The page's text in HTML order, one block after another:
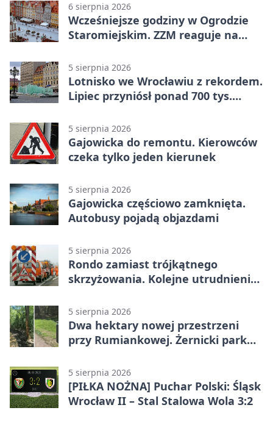
6 sierpnia 2026
Wcześniejsze godziny w Ogrodzie
Staromiejskim. ZZM reaguje na
5 sierpnia 2026
Lotnisko we Wrocławiu z rekordem.
Lipiec przyniósł ponad 700 tys.
5 sierpnia 2026
Gajowicka do remontu. Kierowców
czeka tylko jeden kierunek
5 sierpnia 2026
Gajowicka częściowo zamknięta.
Autobusy pojadą objazdami
5 sierpnia 2026
Rondo zamiast trójkątnego
skrzyżowania. Kolejne utrudnienia
5 sierpnia 2026
Dwa hektary nowej przestrzeni
przy Rumiankowej. Żernicki park
5 sierpnia 2026
[PIŁKA NOŻNA] Puchar Polski: Śląsk
Wrocław II – Stal Stalowa Wola 3:2